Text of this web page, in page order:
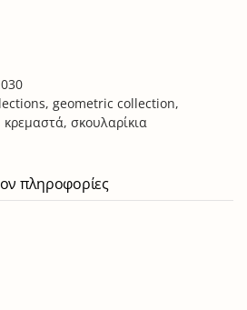
, geometric collection,
κρεμαστά, σκουλαρίκια
πληροφορίες